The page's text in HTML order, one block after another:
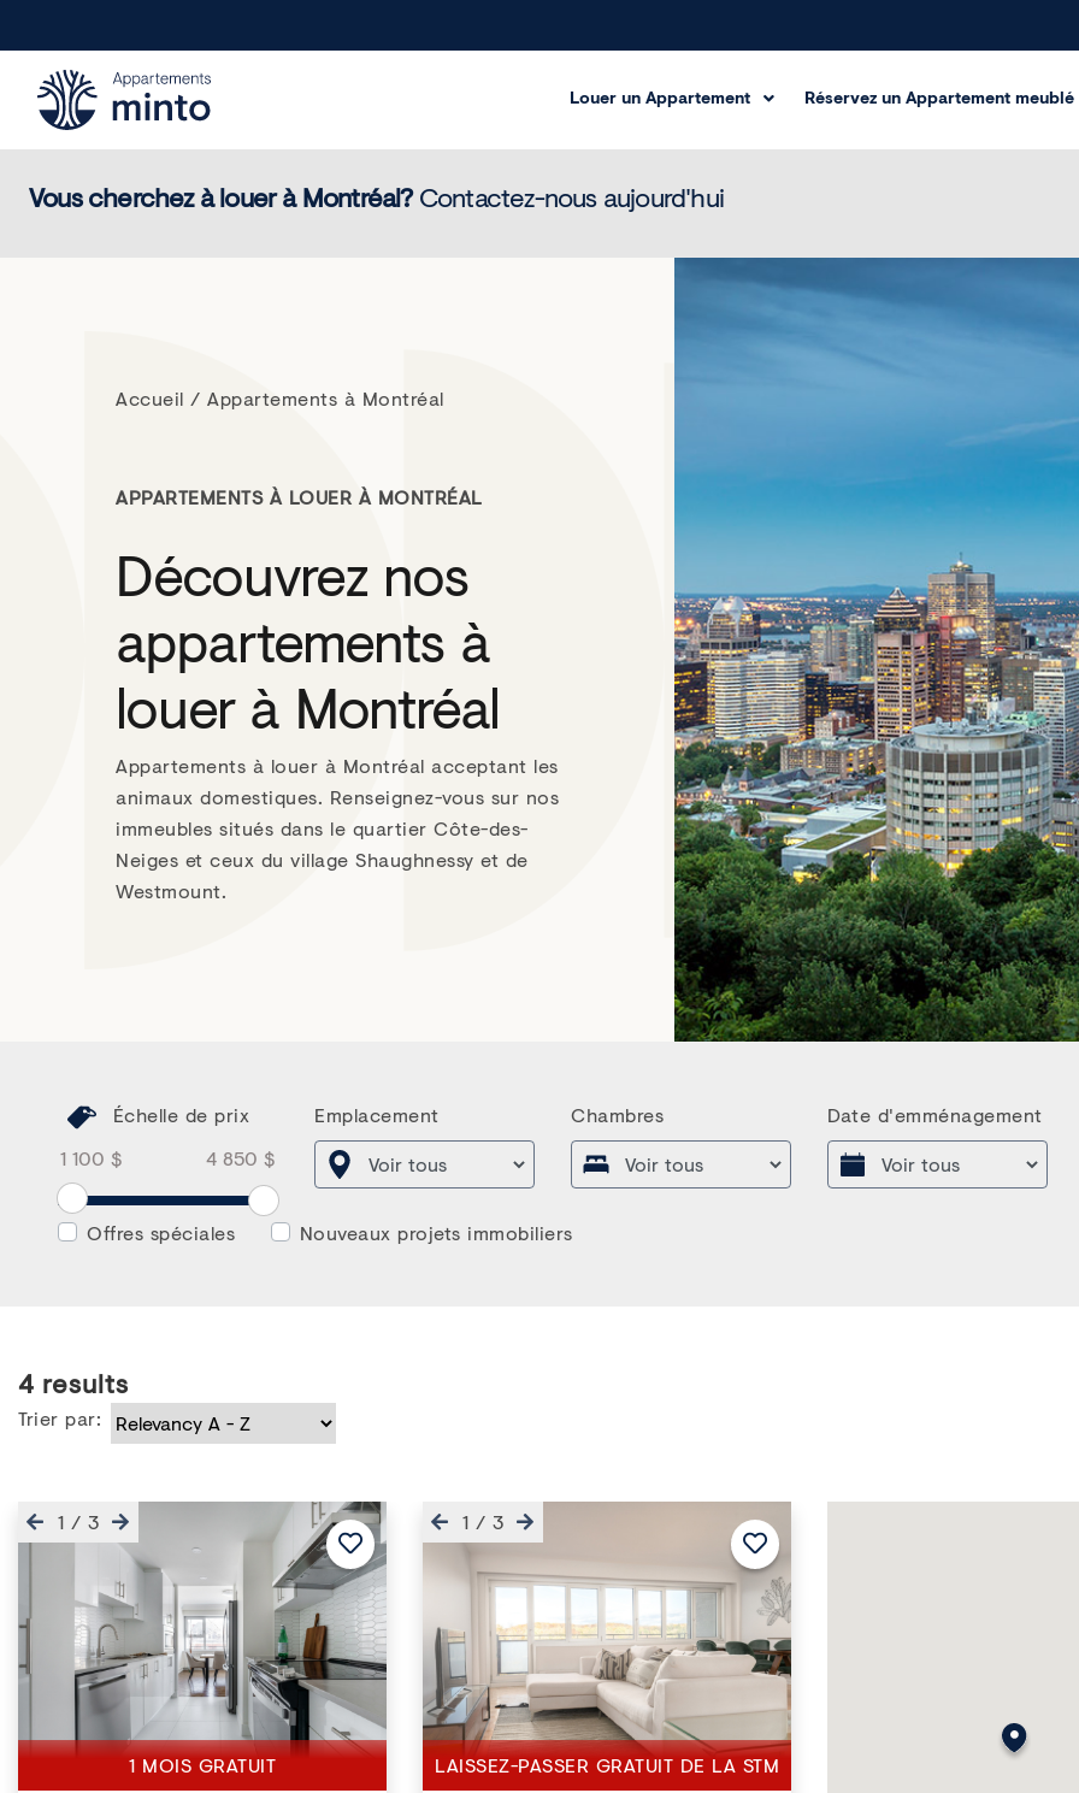
Louer un Appartement Réservez un Appartement meublé
Vous cherchez à louer àMontréal?Contactez-nous aujourd'hui
Accueil / Appartements à Montréal
APPARTEMENTS À LOUER À MONTRÉAL
Découvrez nos
appartements à
louer à Montréal
Appartements à louer à Montréal acceptant les
animaux domestiques. Renseignez-vous sur nos
immeubles situés dans le quartier Côte-des-
Neiges et ceux du village Shaughnessy et de
Westmount.
Échelle de prix
Price Range FromPrice Range To
Price Range From Slider
Emplacement Chambres
Date d'emménagement
Offres spéciales Nouveaux projets immobiliers
4 results
Trier par:
Précédent
1 / 3
1 MOIS GRATUIT
Précédent
1 / 3
LAISSEZ-PASSER GRATUIT DE LA STM